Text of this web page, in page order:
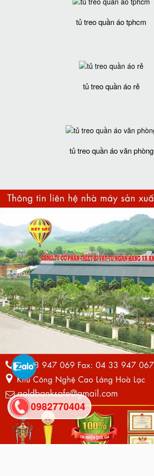
tủ treo quần áo tphcm
tủ treo quần áo rẻ
tủ treo quần áo văn phòng
0982770404